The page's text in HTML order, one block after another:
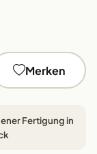
Merken
Fertigung in